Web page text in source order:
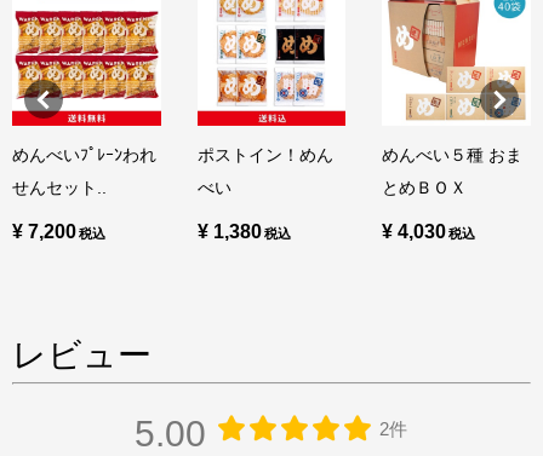
めんべいﾌﾟﾚｰﾝわれ
せんセット..
¥ 7,200
ポストイン！めん
べい
¥ 1,380
めんべい５種 おま
とめＢＯＸ
¥ 4,030
レビュー
5.00 2件